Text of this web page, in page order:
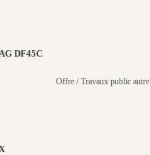
DF45C
Offre / Travaux public autre